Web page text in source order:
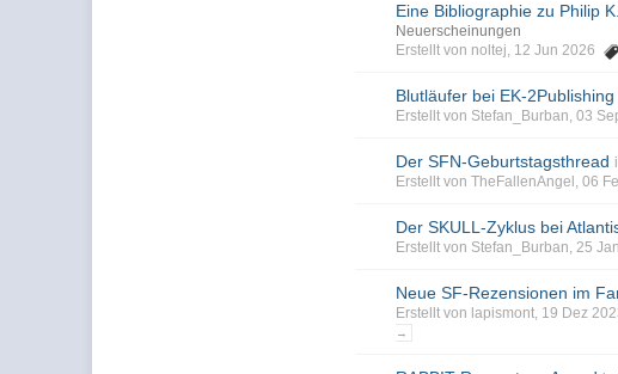
Eine Bibliographie zu Philip
Neuerscheinungen
Erstellt von noltej, 12 Jun 2026
Blutläufer bei EK-2Publishing
Erstellt von Stefan_Burban, 03
Der SFN-Geburtstagsthread
Erstellt von TheFallenAngel, 06
Der SKULL-Zyklus bei
Erstellt von Stefan_Burban, 25
Neue SF-Rezensionen im
Erstellt von lapismont, 19 Dez
→